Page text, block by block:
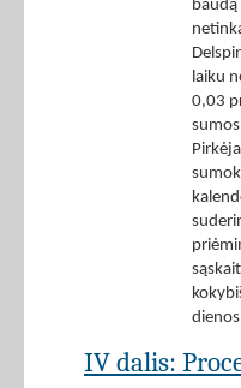
laiku
0,03
IV dalis: